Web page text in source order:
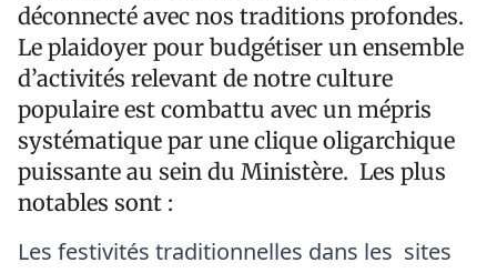
déconnecté avec nos traditions profondes.
Le plaidoyer pour budgétiser un ensemble
d’activités relevant de notre culture
populaire est combattu avec un mépris
systématique par une clique oligarchique
puissante au sein du Ministère. Les plus
notables sont :
Les festivités traditionnelles dans les sites